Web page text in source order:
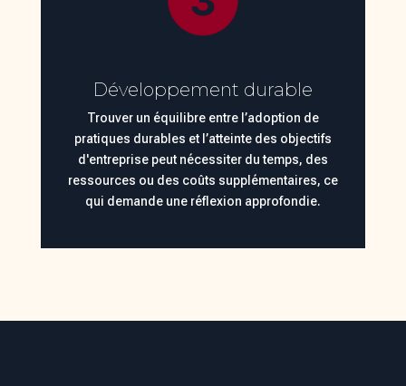
Développement durable
Trouver un équilibre entre l’adoption de
pratiques durables et l’atteinte des objectifs
d'entreprise peut nécessiter du temps, des
ressources ou des coûts supplémentaires, ce
qui demande une réflexion approfondie.